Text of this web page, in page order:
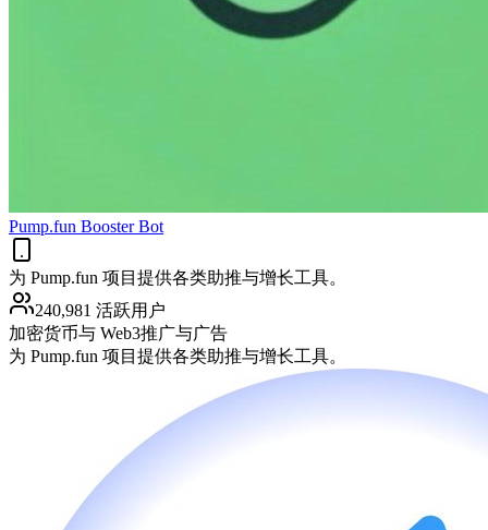
Pump.fun Booster Bot
为 Pump.fun 项目提供各类助推与增长工具。
240,981 活跃用户
加密货币与 Web3推广与广告
为 Pump.fun 项目提供各类助推与增长工具。